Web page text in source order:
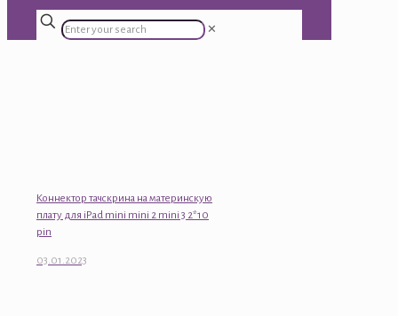
✕
Коннектор тачскрина на материнскую
плату для iPad mini mini 2 mini 3 2*10
pin
03.01.2023